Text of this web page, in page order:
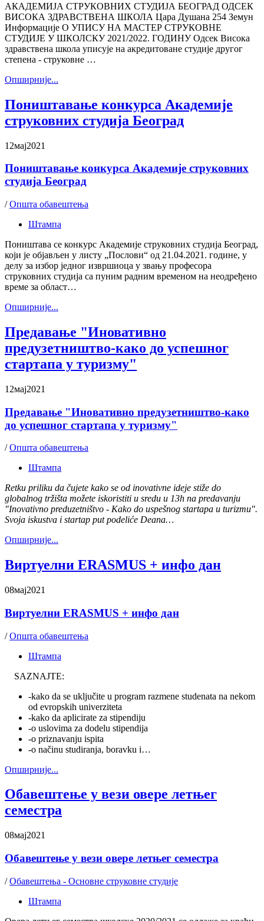
АКАДЕМИЈА СТРУКОВНИХ СТУДИЈА БЕОГРАД ОДСЕК
ВИСОКА ЗДРАВСТВЕНА ШКОЛА Цара Душана 254 Земун
Информације О УПИСУ НА МАСТЕР СТРУКОВНЕ
СТУДИЈЕ У ШКОЛСКУ 2021/2022. ГОДИНУ Одсек Висока
здравствена школа уписује на акредитоване студије другог
степена - струковне …
Oпширније...
Поништавање конкурса Академије
струковних студија Београд
12мај2021
Поништавање конкурса Академије струковних
студија Београд
/Општа обавештења
Штампа
Поништава се конкурс Академије струковних студија Београд,
који је објављен у листу „Послови“ од 21.04.2021. године, у
делу за избор једног извршиоца у звању професора
струковних студија са пуним радним временом на неодређено
време за област…
Oпширније...
Предавање "Иновативно
предузетништво-како до успешног
стартапа у туризму"
12мај2021
Предавање "Иновативно предузетништво-како
до успешног стартапа у туризму"
/Општа обавештења
Штампа
Retku priliku da čujete kako se od inovativne ideje stiže do
globalnog tržišta možete iskoristiti u sredu u 13h na predavanju
"Inovativno preduzetništvo - Kako do uspešnog startapa u turizmu".
Svoja iskustva i startap put podeliće Deana…
Oпширније...
Виртуелни ERASMUS + инфо дан
08мај2021
Виртуелни ERASMUS + инфо дан
/Општа обавештења
Штампа
SAZNAJTE:
-kako da se uključite u program razmene studenata na nekom
od evropskih univerziteta
-kako da aplicirate za stipendiju
-o uslovima za dodelu stipendija
-o priznavanju ispita
-o načinu studiranja, boravku i…
Oпширније...
Обавештење у вези овере летњег
семестра
08мај2021
Обавештење у вези овере летњег семестра
/Обавештења - Основне струковне студије
Штампа